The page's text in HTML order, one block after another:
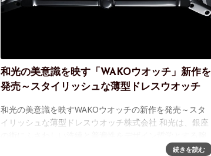
和光の美意識を映す「WAKOウオッチ」新作を
発売～スタイリッシュな薄型ドレスウオッチ
和光の美意識を映すWAKOウオッチの新作を発売～スタ
イリッシュな薄型ドレスウオッチ株式会社 和光は、銀座
時計「WAKOウオッチ」から新作２モデルを、12月14日
続きを読む